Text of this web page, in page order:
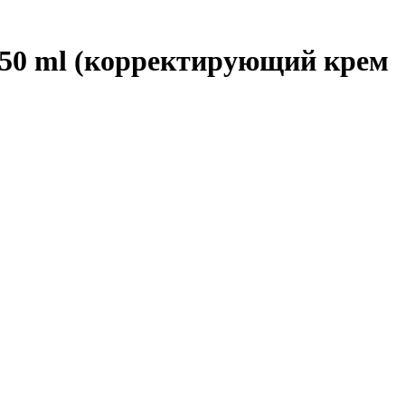
ml (корректирующий крем